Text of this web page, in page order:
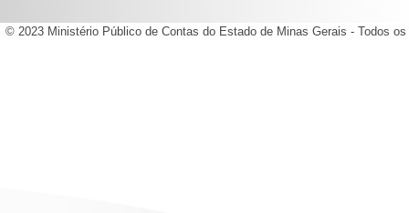
© 2023 Ministério Público de Contas do Estado de Minas Gerais - Todos